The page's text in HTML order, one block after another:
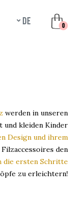
de 0
werden in unseren
und kleiden Kinder
Design und ihrem
den
die ersten Schritte
zu erleichtern!